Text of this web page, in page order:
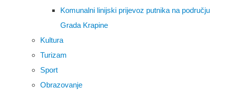
Komunalni linijski prijevoz putnika na području
Grada Krapine
Kultura
Turizam
Sport
Obrazovanje